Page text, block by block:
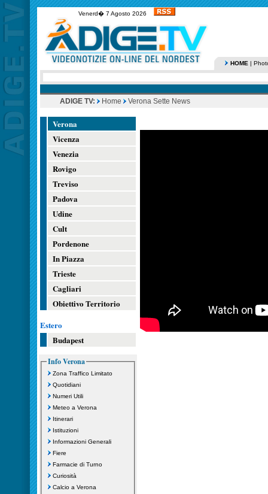
Venerd� 7 Agosto 2026
HOME |
ADIGE TV: Home Verona Sette News
Verona
Vicenza
Venezia
Rovigo
Treviso
Padova
Udine
Cult
Pordenone
In Piazza
Trieste
Cagliari
Obiettivo Territorio
Estero
Budapest
Info Verona
Zona Traffico Limitato
Quotidiani
Numeri Utili
Meteo a Verona
Itinerari
Istituzioni
Informazioni Generali
Fiere
Farmacie di Turno
Curiosità
Calcio a Verona